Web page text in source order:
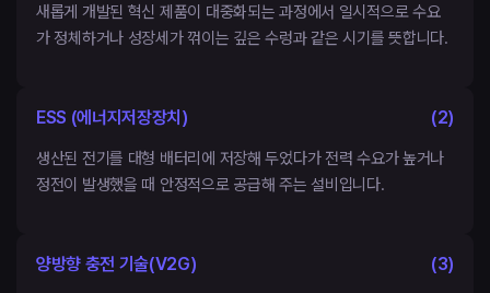
새롭게 개발된 혁신 제품이 대중화되는 과정에서 일시적으로 수요
가 정체하거나 성장세가 꺾이는 깊은 수렁과 같은 시기를 뜻합니다.
ESS (에너지저장장치) (2)
생산된 전기를 대형 배터리에 저장해 두었다가 전력 수요가 높거나
정전이 발생했을 때 안정적으로 공급해 주는 설비입니다.
양방향 충전 기술(V2G) (3)